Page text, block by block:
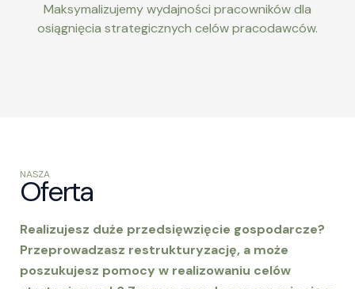
Maksymalizujemy wydajności pracowników dla
osiągnięcia strategicznych celów pracodawców.
NASZA
Oferta
Realizujesz duże przedsięwzięcie gospodarcze?
Przeprowadzasz restrukturyzację, a może
poszukujesz pomocy w realizowaniu celów